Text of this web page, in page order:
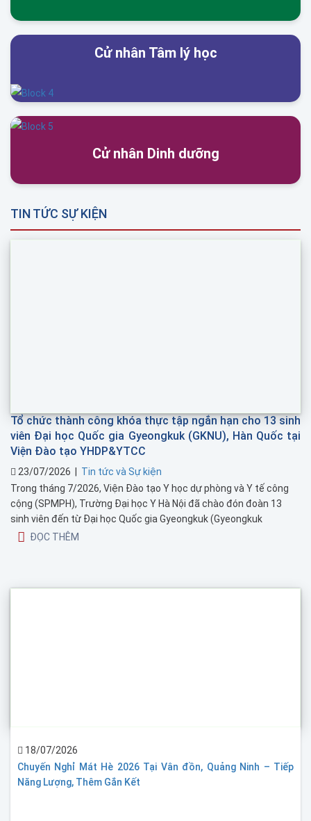
Cử nhân Tâm lý học
Cử nhân Dinh dưỡng
TIN TỨC SỰ KIỆN
Tổ chức thành công khóa thực tập ngắn hạn cho 13 sinh
viên Đại học Quốc gia Gyeongkuk (GKNU), Hàn Quốc tại
Viện Đào tạo YHDP&YTCC
23/07/2026
Tin tức và Sự kiện
Trong tháng 7/2026, Viện Đào tạo Y học dự phòng và Y tế công
cộng (SPMPH), Trường Đại học Y Hà Nội đã chào đón đoàn 13
sinh viên đến từ Đại học Quốc gia Gyeongkuk (Gyeongkuk
National University – GKNU), Hàn Quốc tham gia chương trình
ĐỌC THÊM
18/07/2026
Chuyến Nghỉ Mát Hè 2026 Tại Vân đồn, Quảng Ninh – Tiếp
Năng Lượng, Thêm Gắn Kết